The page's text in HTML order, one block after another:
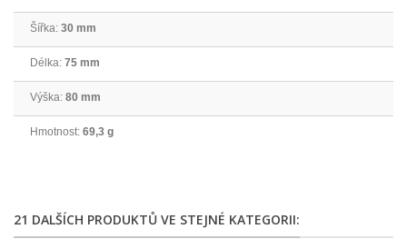
Šířka: 30 mm
Délka: 75 mm
Výška: 80 mm
Hmotnost: 69,3 g
21 DALŠÍCH PRODUKTŮ VE STEJNÉ KATEGORII: